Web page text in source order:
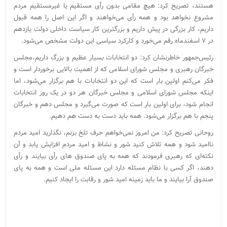
هستند، تصریح کرد: هیچ مقامی بدون رأی مستقیم یا غیرمستقیم مردم
مشروع نخواهد بود و همه رأی می‌خواهند و اگر این اصل را همه قبول
داریم، کار بزرگی در پیش داریم و بزرگترین کار سیاست داخلی دولت یازدهم
در ۷ اسفندماه رقم می‌خورد و کارکرد سیاسی این دولت مشخص می‌شود.
رئیس‌جمهور خاطرنشان کرد: دو انتخابات بسیار عظیم و بزرگ داریم،‌مجلس
خبرگان رهبری و مجلس شورای اسلامی که از اهمیت بالایی برخوردار است و
فکر می‌کنم اولین بار است که این دو انتخابات با هم برگزار می‌شود، اما
اینکه مجلس شورای اسلامی و مجلس خبرگان هر دو در یک روز انتخابات
انجام شود، برای اولین بار است که صورت می‌گیرد و مجلس دهم و خبرگان
پنجم با هم برگزار می‌شود. همه باید دست به دست هم دهیم.
روحانی تصریح کرد: من امروز نمی‌خواهم حرف تلخ بزنم، نگذارید امید مردم
ناامید شود و همه تلاش کنید شور و نشاط و امید مردم افزایش یابد و آن
نکته‌ای که رهبری فرمودند که همه به پای صندوق های رأی بیایند و رأی
دهند، اگر کسی با نظام مسئله دارد این مسئله ملی است و همه به پای
صندوق آرا بیایند و ما باید زمینه امید شور و رقابت را ایجاد کنیم.